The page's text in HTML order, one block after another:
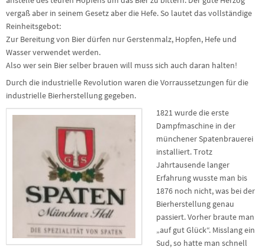
vergaß aber in seinem Gesetz aber die Hefe. So lautet das vollständige
Reinheitsgebot:
Zur Bereitung von Bier dürfen nur Gerstenmalz, Hopfen, Hefe und
Wasser verwendet werden.
Also wer sein Bier selber brauen will muss sich auch daran halten!
Durch die industrielle Revolution waren die Vorraussetzungen für die
industrielle Bierherstellung gegeben.
1821 wurde die erste
Dampfmaschine in der
münchener Spatenbrauerei
installiert. Trotz
Jahrtausende langer
Erfahrung wusste man bis
1876 noch nicht, was bei der
Bierherstellung genau
passiert. Vorher braute man
„auf gut Glück“. Misslang ein
Sud, so hatte man schnell